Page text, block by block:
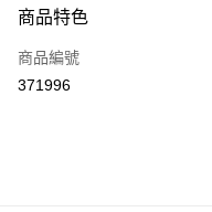
信用卡
Apple Pay
商品特色
商品編號
371996